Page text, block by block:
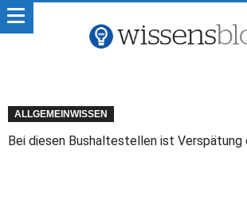
ALLGEMEINWISSEN
Bei diesen Bushaltestellen ist Verspätung